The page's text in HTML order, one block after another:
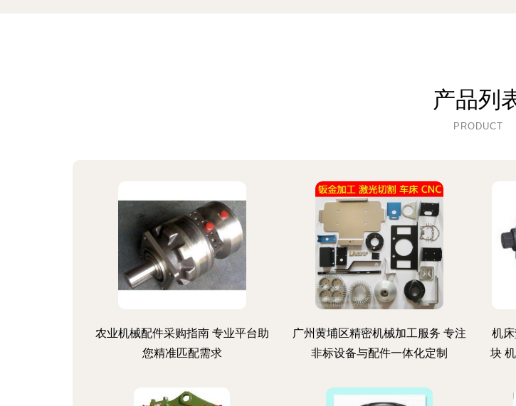
产品列
PRODUCT
农业机械配件采购指南 专业平台助
您精准匹配需求
广州黄埔区精密机械加工服务 专注
非标设备与配件一体化定制
机
块